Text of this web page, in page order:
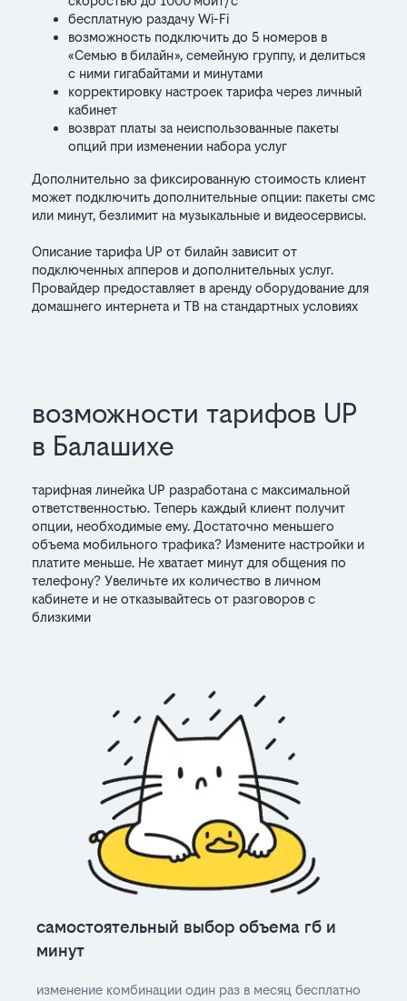
бесплатную раздачу Wi-Fi
возможность подключить до 5 номеров в
«Семью в билайн», семейную группу, и делиться
с ними гигабайтами и минутами
корректировку настроек тарифа через личный
кабинет
возврат платы за неиспользованные пакеты
опций при изменении набора услуг
Дополнительно за фиксированную стоимость клиент
может подключить дополнительные опции: пакеты смс
или минут, безлимит на музыкальные и видеосервисы.
Описание тарифа UP от билайн зависит от
подключенных апперов и дополнительных услуг.
Провайдер предоставляет в аренду оборудование для
домашнего интернета и ТВ на стандартных условиях
возможности тарифов UP
в Балашихе
тарифная линейка UP разработана с максимальной
ответственностью. Теперь каждый клиент получит
опции, необходимые ему. Достаточно меньшего
объема мобильного трафика? Измените настройки и
платите меньше. Не хватает минут для общения по
телефону? Увеличьте их количество в личном
кабинете и не отказывайтесь от разговоров с
близкими
самостоятельный выбор объема гб и
минут
изменение комбинации один раз в месяц бесплатно